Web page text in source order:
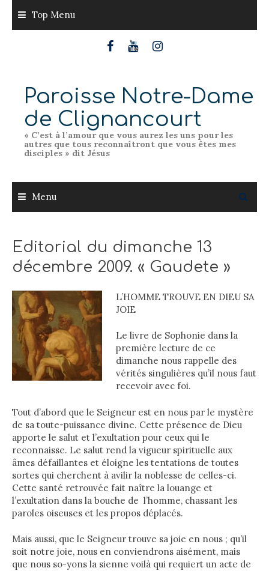
content
Top Menu
Paroisse Notre-Dame
de Clignancourt
« C’est à l’amour que vous aurez les uns pour les
autres que tous reconnaîtront que vous êtes mes
disciples » dit Jésus
Menu
Editorial du dimanche 13
décembre 2009. « Gaudete »
L’HOMME TROUVE EN DIEU SA
JOIE
Le livre de Sophonie dans la
première lecture de ce
dimanche nous rappelle des
vérités singulières qu’il nous faut
recevoir avec foi.
Tout d’abord que le Seigneur est en nous par le mystère
de sa toute-puissance divine. Cette présence de Dieu
apporte le salut et l’exultation pour ceux qui le
reconnaisse. Le salut rend la vigueur spirituelle aux
âmes défaillantes et éloigne les tentations de toutes
sortes qui cherchent à avilir la noblesse de celles-ci.
Cette santé retrouvée fait naître la louange et
l’exultation dans la bouche de l’homme, chassant les
paroles oiseuses et les propos déplacés.
Mais aussi, que le Seigneur trouve sa joie en nous ; qu’il
soit notre joie, nous en conviendrons aisément, mais
que nous so-yons la sienne voilà qui requiert un acte de